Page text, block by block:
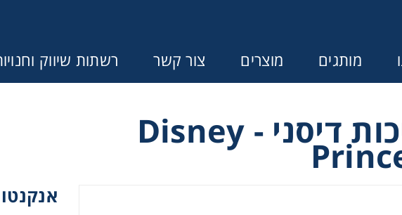
מותגים מוצרים צור קשר רשתות שיווק
נסיכות דיסני - Disney
Contact form not found.
מעונין לקבל הצעת מחיר או מידע עבור: